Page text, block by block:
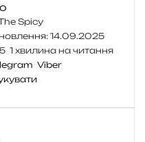
Spicy
14.09.2025
1 хвилина на читання
Viber